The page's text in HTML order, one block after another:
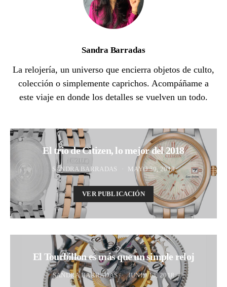
Sandra Barradas
La relojería, un universo que encierra objetos de culto,
colección o simplemente caprichos. Acompáñame a
este viaje en donde los detalles se vuelven un todo.
El trio de Citizen, lo mejor del 2018
SANDRA BARRADAS MAYO 30, 2018
VER PUBLICACIÓN
El Tourbillon es más que un simple reloj
SANDRA BARRADAS JUNIO 13, 2018